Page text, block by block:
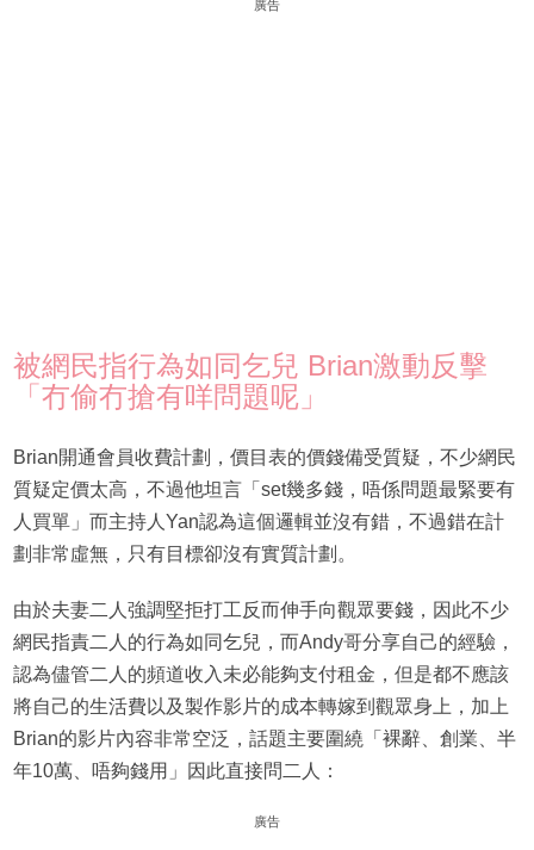
廣告
被網民指行為如同乞兒 Brian激動反擊
「冇偷冇搶有咩問題呢」
Brian開通會員收費計劃，價目表的價錢備受質疑，不少網民
質疑定價太高，不過他坦言「set幾多錢，唔係問題最緊要有
人買單」而主持人Yan認為這個邏輯並沒有錯，不過錯在計
劃非常虛無，只有目標卻沒有實質計劃。
由於夫妻二人強調堅拒打工反而伸手向觀眾要錢，因此不少
網民指責二人的行為如同乞兒，而Andy哥分享自己的經驗，
認為儘管二人的頻道收入未必能夠支付租金，但是都不應該
將自己的生活費以及製作影片的成本轉嫁到觀眾身上，加上
Brian的影片內容非常空泛，話題主要圍繞「裸辭、創業、半
年10萬、唔夠錢用」因此直接問二人：
廣告